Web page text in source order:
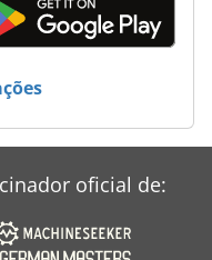
oficial de: